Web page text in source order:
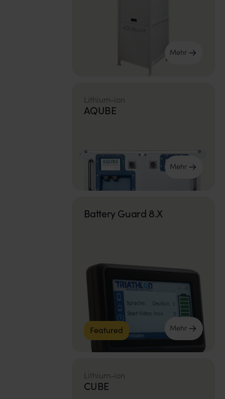
Mehr
Lithium-ion
AQUBE
Mehr
Battery Guard 8.X​
Featured Mehr
Lithium-ion
CUBE